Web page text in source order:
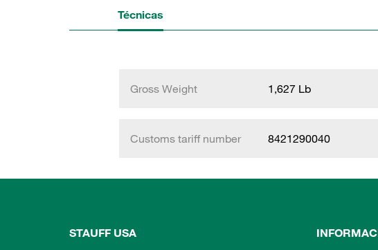
Técnicas
Gross Weight 1,627 Lb
Customs tariff number 8421290040
STAUFF USA